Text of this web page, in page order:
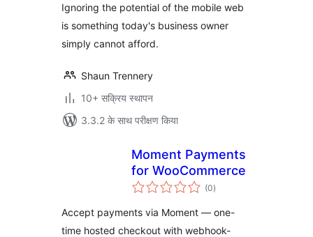
Ignoring the potential of the mobile web
is something today's business owner
simply cannot afford.
Shaun Trennery
10+ सक्रिय स्थापन
3.3.2 के साथ परीक्षण किया
Moment Payments
for WooCommerce
(0कुल
दर)
Accept payments via Moment — one-
time hosted checkout with webhook-